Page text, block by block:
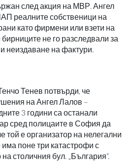
след акция на МВР. Ангел
реалните собственици на
като фирмени или взети на
бирниците не го разследвали за
неиздаване на фактури.
Тенев потвърди, че
на Ангел Лалов –
3 години са останали
сред полицаите в София да
той е организатор на нелегални
поне три катастрофи с
столичния бул. „България“.